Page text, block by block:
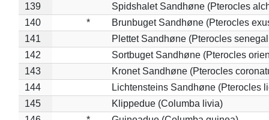
139
Spidshalet Sandhøne (Pterocles
140
*
Brunbuget Sandhøne (Pterocles
141
Plettet Sandhøne (Pterocles
142
Sortbuget Sandhøne (Pterocles
143
Kronet Sandhøne (Pterocles
144
Lichtensteins Sandhøne (Pterocles
145
Klippedue (Columba livia)